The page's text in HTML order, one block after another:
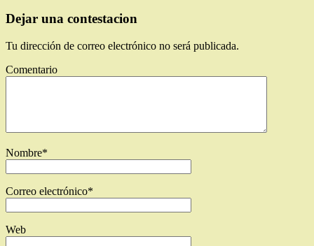
Dejar una contestacion
Tu dirección de correo electrónico no será publicada.
Comentario
Nombre*
Correo electrónico*
Web